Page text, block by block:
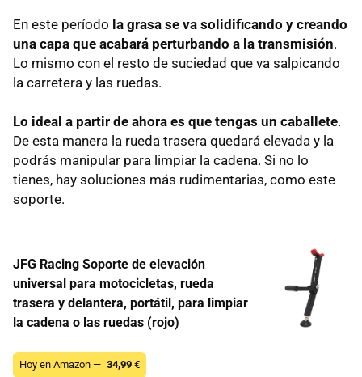
En este período la grasa se va solidificando y creando
una capa que acabará perturbando a la transmisión.
Lo mismo con el resto de suciedad que va salpicando
la carretera y las ruedas.
Lo ideal a partir de ahora es que tengas un caballete.
De esta manera la rueda trasera quedará elevada y la
podrás manipular para limpiar la cadena. Si no lo
tienes, hay soluciones más rudimentarias, como este
soporte.
JFG Racing Soporte de elevación
universal para motocicletas, rueda
trasera y delantera, portátil, para limpiar
la cadena o las ruedas (rojo)
Hoy en Amazon — 34,99 €